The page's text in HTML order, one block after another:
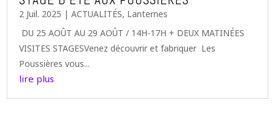
2 Juil. 2025 |ACTUALITÉS, Lanternes
DU 25 AOÛT AU 29 AOÛT / 14H-17H + DEUX MATINÉES
VISITES STAGESVenez découvrir et fabriquer Les
Poussières vous...
lire plus